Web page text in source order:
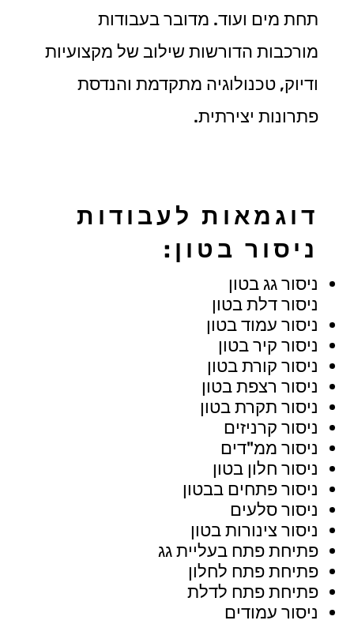
תחת מים ועוד. מדובר בעבודות
מורכבות הדורשות שילוב של מקצועיות
ודיוק, טכנולוגיה מתקדמת והנדסת
פתרונות יצירתית.
דוגמאות לעבודות
ניסור בטון:
ניסור גג בטון
ניסור דלת בטון
ניסור עמוד בטון
ניסור קיר בטון
ניסור קורת בטון
ניסור רצפת בטון
ניסור תקרת בטון
ניסור קרניזים
ניסור ממ"דים
ניסור חלון בטון
ניסור פתחים בבטון
ניסור סלעים
ניסור צינורות בטון
פתיחת פתח בעליית גג
פתיחת פתח לחלון
פתיחת פתח לדלת
ניסור עמודים